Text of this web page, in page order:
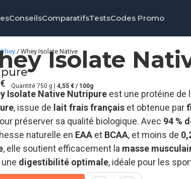
ConseilsComparatifsTestsCodes Promo
/ Whey Isolate NativeIsolate
€ Quantité 750 g |4,55 € / 100g
Isolate Native Nutripure est une protéine de
, issue de lait frais français et obtenue par
préserver sa qualité biologique. Avec 94 %
naturelle en EAA et BCAA, et moins de
, elle soutient efficacement la masse
digestibilité optimale, idéale pour les